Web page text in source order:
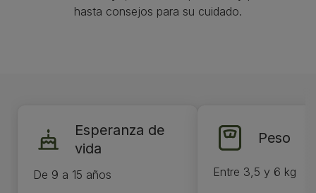
hasta consejos para su cuidado.
Esperanza de
vida
De 9 a 15 años
Peso
Entre 3,5 y 6 kg